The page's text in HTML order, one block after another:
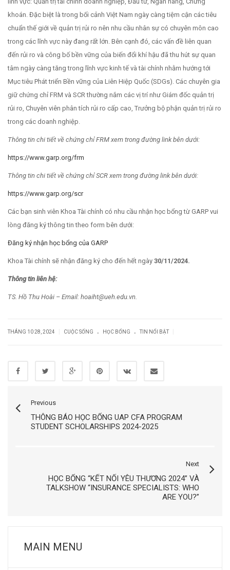
khoán. Đặc biệt là trong bối cảnh Việt Nam ngày càng tiệm cận các tiêu
chuẩn thế giới về quản trị rủi ro nên nhu cầu nhân sự có chuyên môn cao
trong các lĩnh vực này đang rất lớn. Bên cạnh đó, các vấn đề liên quan
đến rủi ro và công bố bền vững của biến đổi khí hậu đã thu hút sự quan
tâm ngày càng tăng trong lĩnh vực kinh tế và tài chính nhằm hướng tới
Mục tiêu Phát triển Bền vững của Liên Hiệp Quốc (SDGs). Các chuyên gia
giữ chứng chỉ FRM và SCR thường nắm các vị trí như Giám đốc quản trị
rủi ro, Chuyên viên phân tích rủi ro cấp cao, Trưởng bộ phận quản trị rủi ro
trong các doanh nghiệp.
Thông tin chi tiết về chứng chỉ FRM xem trong đường link bên dưới:
https://www.garp.org/frm
Thông tin chi tiết về chứng chỉ SCR xem trong đường link bên dưới:
https://www.garp.org/scr
Các bạn sinh viên Khoa Tài chính có nhu cầu nhận học bổng từ GARP vui
lòng đăng ký thông tin theo form bên dưới:
Đăng ký nhận học bổng của GARP
Khoa Tài chính sẽ nhận đăng ký cho đến hết ngày 30/1 1/2024.
Thôngtin liên hệ:
TS. Hồ Thu Hoài – Email: hoaiht@ueh.edu.vn.
THÁNG 10 28, 2024 CUỘC SỐNG . HỌC BỔNG . TIN NỔI BẬT
Previous
THÔNG BÁO HỌC BỔNG UAP CFA PROGRAM
STUDENT SCHOLARSHIPS 2024-2025
Next
HỌC BỔNG “KẾT NỐI YÊU THƯƠNG 2024” VÀ
TALKSHOW “INSURANCE SPECIALISTS: WHO
ARE YOU?”
MAIN MENU